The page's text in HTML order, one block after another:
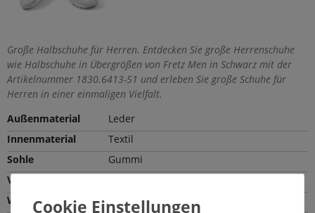
Große Halbschuhe für Herren. Entdecken Sie große Herrenschuhe
wie Halbschuhe in Übergrößen von Fretz Men in Schwarz mit der
Artikelnummer 1830.6413-51 und erleben Sie große Schuhe für
Herren in einer einmaligen Vielfalt.
Außenmaterial
Leder
Innenmaterial
Textil
Sohle
Gummi
Verschlussart
Weite
Normale Weite (F)